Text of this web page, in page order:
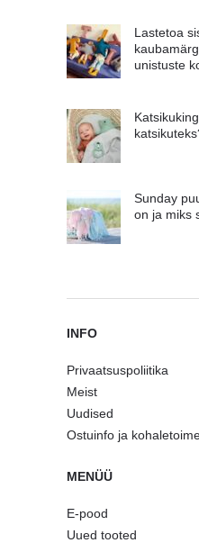
Lastetoa
unistuste
Sunday
on ja miks
INFO
Privaatsuspoliitika
Meist
Uudised
Ostuinfo ja
MENÜÜ
E-pood
Uued tooted